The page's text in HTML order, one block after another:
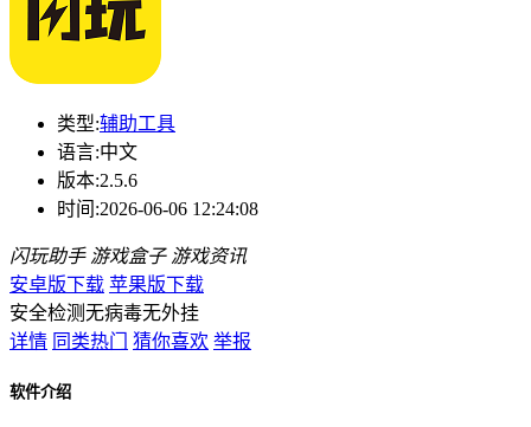
类型:辅助工具
语言:中文
版本:2.5.6
时间:2026-06-06 12:24:08
闪玩助手 游戏盒子 游戏资讯
安卓版下载 苹果版下载
安全检测无病毒无外挂
详情 同类热门 猜你喜欢 举报
软件介绍